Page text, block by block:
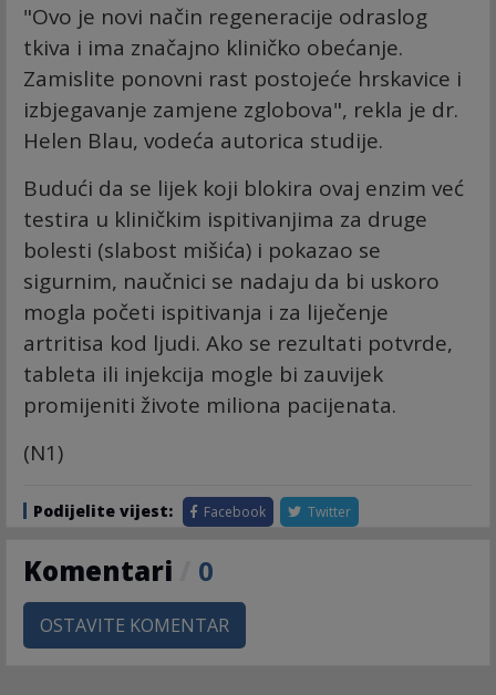
"Ovo je novi način regeneracije odraslog
tkiva i ima značajno kliničko obećanje.
Zamislite ponovni rast postojeće hrskavice i
izbjegavanje zamjene zglobova", rekla je dr.
Helen Blau, vodeća autorica studije.
Budući da se lijek koji blokira ovaj enzim već
testira u kliničkim ispitivanjima za druge
bolesti (slabost mišića) i pokazao se
sigurnim, naučnici se nadaju da bi uskoro
mogla početi ispitivanja i za liječenje
artritisa kod ljudi. Ako se rezultati potvrde,
tableta ili injekcija mogle bi zauvijek
promijeniti živote miliona pacijenata.
(N1)
Podijelite vijest: Facebook Twitter
Komentari 0
OSTAVITE KOMENTAR